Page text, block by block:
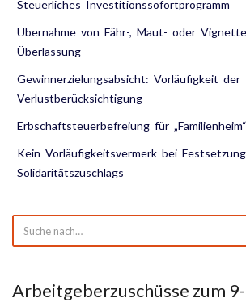
Steuerliches Investitionssofortprogramm
Übernahme von Fähr-, Maut- oder
Überlassung
Gewinnerzielungsabsicht: Vorläufigkeit der
Verlustberücksichtigung
Erbschaftsteuerbefreiung für „Familienheim“
Kein Vorläufigkeitsvermerk bei
Solidaritätszuschlags
Arbeitgeberzuschüsse zum